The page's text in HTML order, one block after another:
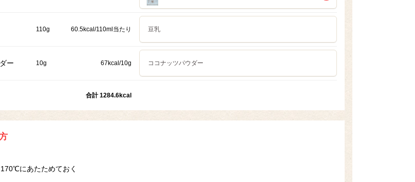
110g 60.5kcal/110ml当たり 豆乳
ー 10g 67kcal/10g ココナッツパウダー
合計 1284.6kcal
にあたためておく